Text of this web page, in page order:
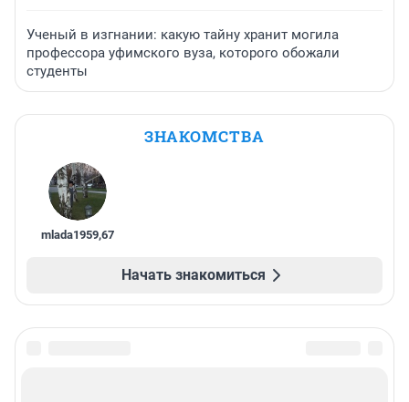
Ученый в изгнании: какую тайну хранит могила
профессора уфимского вуза, которого обожали
студенты
ЗНАКОМСТВА
mlada1959,67
Начать знакомиться